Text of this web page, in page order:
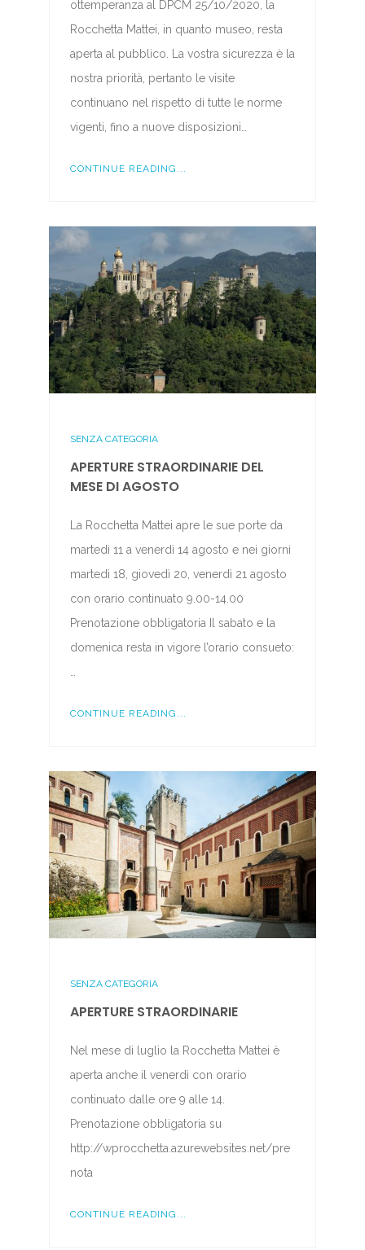
ottemperanza al DPCM 25/10/2020, la
Rocchetta Mattei, in quanto museo, resta
aperta al pubblico. La vostra sicurezza è la
nostra priorità, pertanto le visite
continuano nel rispetto di tutte le norme
vigenti, fino a nuove disposizioni…
CONTINUE READING...
SENZA CATEGORIA
APERTURE STRAORDINARIE DEL
MESE DI AGOSTO
La Rocchetta Mattei apre le sue porte da
martedì 11 a venerdì 14 agosto e nei giorni
martedì 18, giovedì 20, venerdì 21 agosto
con orario continuato 9.00-14.00
Prenotazione obbligatoria Il sabato e la
domenica resta in vigore l’orario consueto:
CONTINUE READING...
SENZA CATEGORIA
APERTURE STRAORDINARIE
Nel mese di luglio la Rocchetta Mattei è
aperta anche il venerdì con orario
continuato dalle ore 9 alle 14.
Prenotazione obbligatoria su
http://wprocchetta.azurewebsites.net/pre
nota
CONTINUE READING...